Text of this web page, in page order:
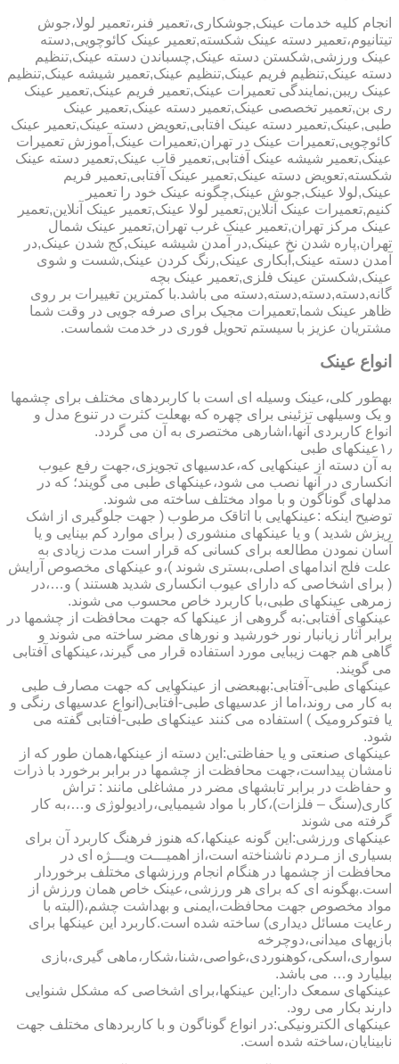
انجام کلیه خدمات عینک,جوشکاری،تعمیر فنر،تعمیر لولا،جوش
تیتانیوم،تعمیر دسته عینک شکسته,تعمیر عینک کائوچویی,دسته
عینک ورزشی,شکستن دسته عینک,چسباندن دسته عینک,تنظیم
دسته عینک,تنظیم فریم عینک,تنظیم عینک,تعمیر شیشه عینک,تنظیم
عینک ریبن,نمایندگی تعمیرات عینک,تعمیر فریم عینک,تعمیر عینک
ری بن,تعمیر تخصصی عینک,تعمیر دسته عینک,تعمیر عینک
طبی,عینک,تعمیر دسته عینک افتابی,تعویض دسته عینک,تعمیر عینک
کائوچویی,تعمیرات عینک در تهران,تعمیرات عینک,آموزش تعمیرات
عینک,تعمیر شیشه عینک آفتابی,تعمیر قاب عینک,تعمیر دسته عینک
شکسته,تعویض دسته عینک,تعمیر عینک آفتابی,تعمیر فریم
عینک,لولا عینک,جوش عینک,چگونه عینک خود را تعمیر
کنیم,تعمیرات عینک آنلاین,تعمیر لولا عینک,تعمیر عینک آنلاین,تعمیر
عینک مرکز تهران,تعمیر عینک غرب تهران,تعمیر عینک شمال
تهران,پاره شدن نخ عینک,در آمدن شیشه عینک,کج شدن عینک,در
آمدن دسته عینک,آبکاری عینک,رنگ کردن عینک,شست و شوی
عینک,شکستن عینک فلزی,تعمیر عینک بچه
گانه,دسته,دسته,دسته,دسته می باشد.با کمترین تغییرات بر روی
ظاهر عینک شما,تعمیرات مجیک برای صرفه جویی در وقت شما
مشتریان عزیز با سیستم تحویل فوری در خدمت شماست.
انواع عینک
به­طور کلی،عینک وسیله ای است با کاربردهای مختلف برای چشمها
و یک وسیله­ی تزئینی برای چهره که به­علت کثرت در تنوع مدل و
انواع کاربردی آنها،اشاره­ی مختصری به آن می گردد.
۱٫عینکهای طبی
به آن دسته از عینکهایی که،عدسیهای تجویزی،جهت رفع عیوب
انکساری در آنها نصب می شود،عینکهای طبی می گویند؛ که در
مدلهای گوناگون و با مواد مختلف ساخته می شوند.
توضیح اینکه :عینکهایی با اتاقک مرطوب ( جهت جلوگیری از اشک
ریزش شدید ) و یا عینکهای منشوری ( برای موارد کم بینایی و یا
آسان نمودن مطالعه برای کسانی که قرار است مدت زیادی به
علت فلج اندامهای اصلی،بستری شوند )،و عینکهای مخصوص آرایش
( برای اشخاصی که دارای عیوب انکساری شدید هستند ) و…،در
زمره­ی عینکهای طبی،با کاربرد خاص محسوب می شوند.
عینکهای آفتابی:به گروهی از عینکها که جهت محافظت از چشمها در
برابر آثار زیانبار نور خورشید و نورهای مضر ساخته می شوند و
گاهی هم جهت زیبایی مورد استفاده قرار می گیرند،عینکهای آفتابی
می گویند.
عینکهای طبی-آفتابی:به­بعضی از عینکهایی که جهت مصارف طبی
به کار می روند،اما از عدسیهای طبی-آفتابی(انواع عدسیهای رنگی و
یا فتوکرومیک ) استفاده می کنند عینکهای طبی-آفتابی گفته می
شود.
عینکهای صنعتی و یا حفاظتی:این دسته از عینکها،همان طور که از
نامشان پیداست،جهت محافظت از چشمها در برابر برخورد با ذرات
و حفاظت در برابر تابشهای مضر در مشاغلی مانند : تراش
کاری(سنگ – فلزات)،کار با مواد شیمیایی،رادیولوژی و…،به کار
گرفته می شوند
عینکهای ورزشی:این گونه عینکها،که هنوز فرهنگ کاربرد آن برای
بسیاری از مـردم ناشناخته است،از اهمیـــت ویـــژه ای در
محافظت از چشمها در هنگام انجام ورزشهای مختلف برخوردار
است.به­گونه ای که برای هر ورزشی،عینک خاص همان ورزش از
مواد مخصوص جهت محافظت،ایمنی و بهداشت چشم،(البته با
رعایت مسائل دیداری) ساخته شده است.کاربرد این عینکها برای
بازیهای میدانی،دوچرخه
سواری،اسکی،کوهنوردی،غواصی،شنا،شکار،ماهی گیری،بازی
بیلیارد و… می باشد.
عینکهای سمعک دار:این عینکها،برای اشخاصی که مشکل شنوایی
دارند بکار می رود.
عینکهای الکترونیکی:در انواع گوناگون و با کاربردهای مختلف جهت
نابینایان،ساخته شده است.